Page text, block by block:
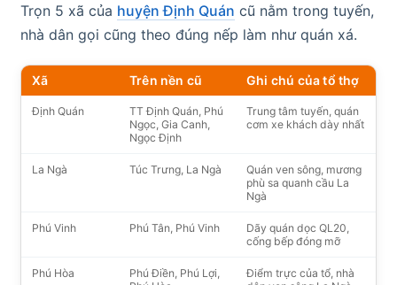
Trọn 5 xã của huyện Định Quán cũ nằm trong tuyến,
nhà dân gọi cũng theo đúng nếp làm như quán xá.
Xã Trên nền cũ Ghi chú của tổ thợ
Định Quán
TT Định Quán, Phú
Ngọc, Gia Canh,
Ngọc Định
Trung tâm tuyến, quán
cơm xe khách dày nhất
La Ngà Túc Trưng, La Ngà
Quán ven sông, mương
phù sa quanh cầu La
Ngà
Phú Vinh Phú Tân, Phú Vinh
Dãy quán dọc QL20,
cống bếp đóng mỡ
Phú Hòa
Phú Điền, Phú Lợi,
Điểm trực của tổ, nhà